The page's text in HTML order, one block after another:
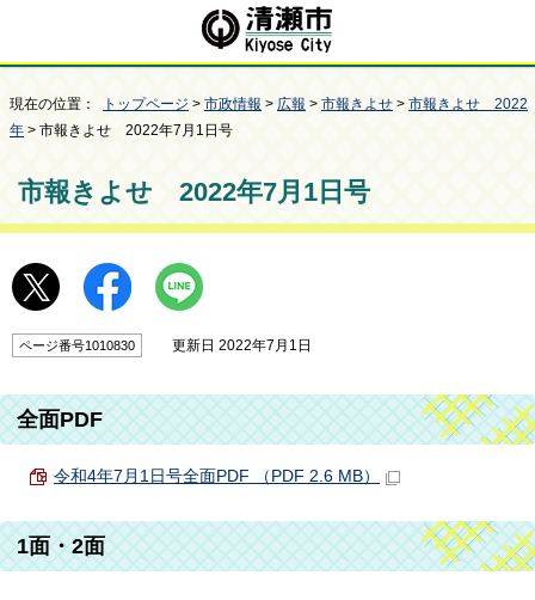
現在の位置： トップページ > 市政情報 > 広報 > 市報きよせ > 市報きよせ 2022
年 > 市報きよせ 2022年7月1日号
市報きよせ 2022年7月1日号
ページ番号1010830 更新日 2022年7月1日
全面PDF
令和4年7月1日号全面PDF （PDF 2.6 MB）
1面・2面